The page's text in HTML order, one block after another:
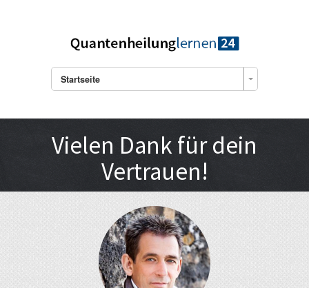
Startseite
Vielen Dank für dein
Vertrauen!